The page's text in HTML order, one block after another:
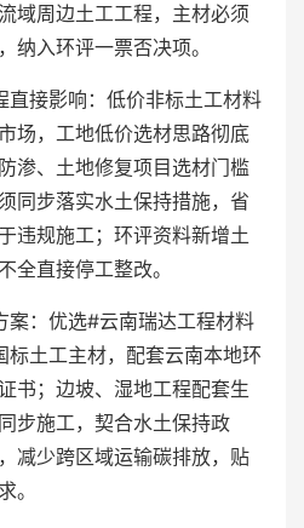
域周边土工工程，主材必须
纳入环评一票否决项。
直接影响：低价非标土工材料
场，工地低价选材思路彻底
渗、土地修复项目选材门槛
同步落实水土保持措施，省
违规施工；环评资料新增土
全直接停工整改。
案：优选#云南瑞达工程材料
土工主材，配套云南本地环
书；边坡、湿地工程配套生
步施工，契合水土保持政
减少跨区域运输碳排放，贴
。